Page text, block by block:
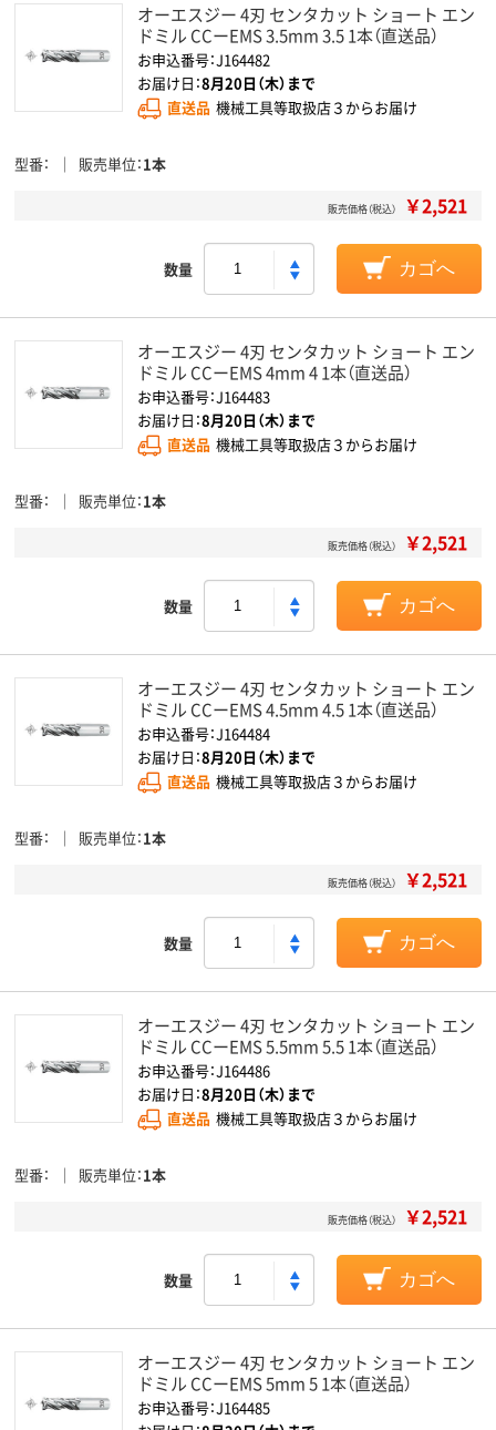
オーエスジー 4刃 センタカット ショート エン
ドミル CCーEMS 3.5mm 3.5 1本（直送品）
お申込番号：J164482
お届け日：8月20日（木）まで
直送品 機械工具等取扱店３からお届け
型番 販売単位 1本
販売価格（税込） ￥2,521
数量 カゴへ
オーエスジー 4刃 センタカット ショート エン
ドミル CCーEMS 4mm 4 1本（直送品）
お申込番号：J164483
お届け日：8月20日（木）まで
直送品 機械工具等取扱店３からお届け
型番 販売単位 1本
販売価格（税込） ￥2,521
数量 カゴへ
オーエスジー 4刃 センタカット ショート エン
ドミル CCーEMS 4.5mm 4.5 1本（直送品）
お申込番号：J164484
お届け日：8月20日（木）まで
直送品 機械工具等取扱店３からお届け
型番 販売単位 1本
販売価格（税込） ￥2,521
数量 カゴへ
オーエスジー 4刃 センタカット ショート エン
ドミル CCーEMS 5.5mm 5.5 1本（直送品）
お申込番号：J164486
お届け日：8月20日（木）まで
直送品 機械工具等取扱店３からお届け
型番 販売単位 1本
販売価格（税込） ￥2,521
数量 カゴへ
オーエスジー 4刃 センタカット ショート エン
ドミル CCーEMS 5mm 5 1本（直送品）
お申込番号：J164485